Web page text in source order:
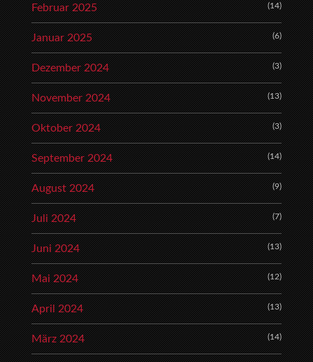
Februar 2025 (14)
Januar 2025 (6)
Dezember 2024 (3)
November 2024 (13)
Oktober 2024 (3)
September 2024 (14)
August 2024 (9)
Juli 2024 (7)
Juni 2024 (13)
Mai 2024 (12)
April 2024 (13)
März 2024 (14)